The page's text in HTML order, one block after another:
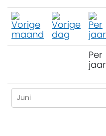
Per
jaar